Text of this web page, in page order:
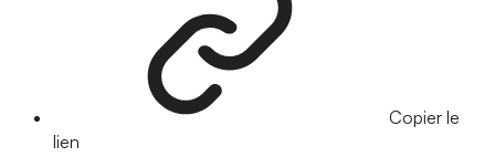
Copier le
lien